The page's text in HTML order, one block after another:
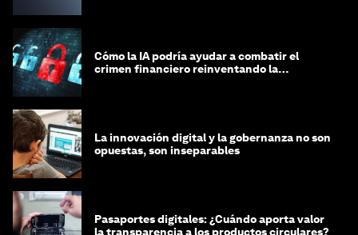
Cómo la IA podría ayudar a combatir el
crimen financiero reinventando la
La innovación digital y la gobernanza no son
opuestas, son inseparables
Pasaportes digitales: ¿Cuándo aporta valor
la transparencia a los productos circulares?